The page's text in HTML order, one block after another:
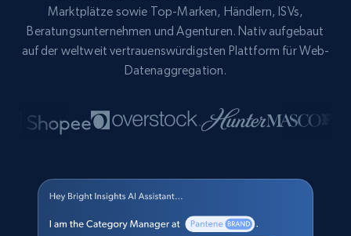
Marktplätze sowie Top-Marken, Händlern, ISVs,
Beratungsunternehmen und Agenturen. Nativ aufgebaut
auf der weltweit vertrauenswürdigsten Plattform für Web-
Datenaggregation.